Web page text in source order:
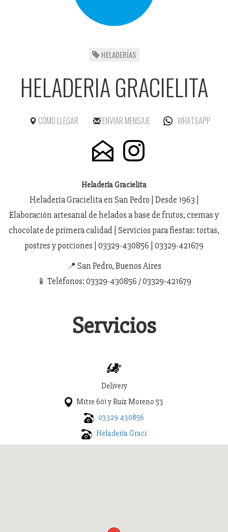
HELADERÍAS
HELADERIA GRACIELITA
CÓMO LLEGAR ENVIAR MENSAJE WHATSAPP
Heladería Gracielita
Heladería Gracielita en San Pedro | Desde 1963 |
Elaboración artesanal de helados a base de frutos, cremas y
chocolate de primera calidad | Servicios para fiestas: tortas,
postres y porciones | 03329-430856 | 03329-421679
📍 San Pedro, Buenos Aires
📱 Teléfonos: 03329-430856 / 03329-421679
Servicios
Delivery
Mitre 601 y Ruiz Moreno 53
03329 430856
Heladería Graci